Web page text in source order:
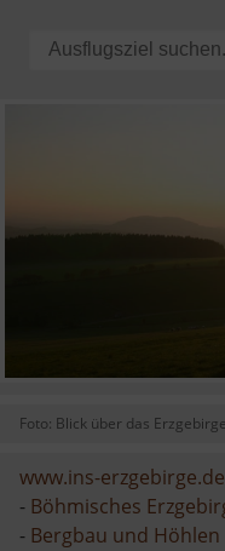
Foto: Blick über das Erzgebirge
www.ins-erzgebirge.de
- Böhmisches
- Bergbau und Höhlen